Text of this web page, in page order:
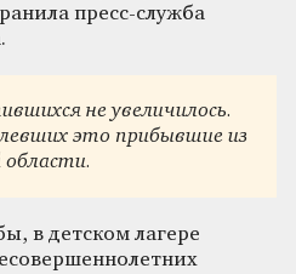
пресс-служба
не увеличилось.
это прибывшие из
в детском лагере